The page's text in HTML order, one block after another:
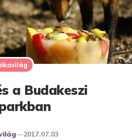
a Budakeszi
2017.07.03